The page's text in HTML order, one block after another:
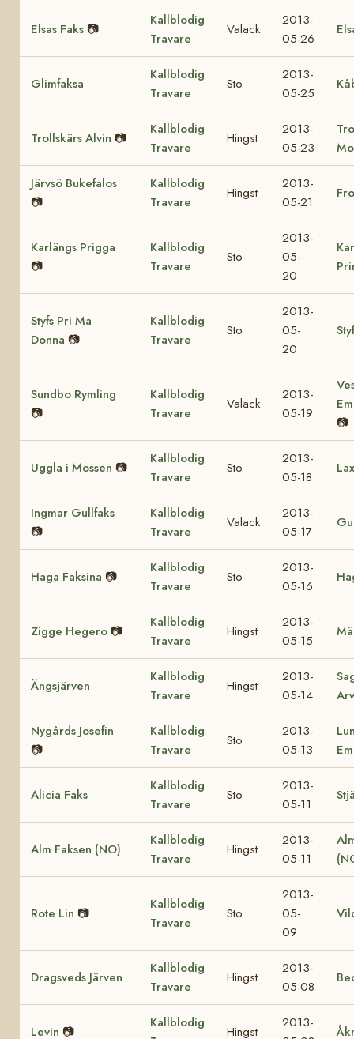
Elsas Faks 📷
Kallblodig
Travare
Valack
2013-
05-26
Glimfaksa
Kallblodig
Travare
Sto
2013-
05-25
Trollskärs Alvin 📷
Kallblodig
Travare
Hingst
2013-
05-23
Järvsö Bukefalos
📷
Kallblodig
Travare
Hingst
2013-
05-21
Karlängs Prigga
📷
Kallblodig
Travare
Sto
2013-
05-
20
Styfs Pri Ma
Donna 📷
Kallblodig
Travare
Sto
2013-
05-
20
Sundbo Rymling
📷
Kallblodig
Travare
Valack
2013-
05-19
📷
Uggla i Mossen 📷
Kallblodig
Travare
Sto
2013-
05-18
Ingmar Gullfaks
📷
Kallblodig
Travare
Valack
2013-
05-17
Haga Faksina 📷
Kallblodig
Travare
Sto
2013-
05-16
Zigge Hegero 📷
Kallblodig
Travare
Hingst
2013-
05-15
Ängsjärven
Kallblodig
Travare
Hingst
2013-
05-14
Nygårds Josefin
📷
Kallblodig
Travare
Sto
2013-
05-13
Alicia Faks
Kallblodig
Travare
Sto
2013-
05-11
Alm Faksen (NO)
Kallblodig
Travare
Hingst
2013-
05-11
Rote Lin 📷
Kallblodig
Travare
Sto
2013-
05-
09
Dragsveds Järven
Kallblodig
Travare
Hingst
2013-
05-08
Levin 📷
Kallblodig
Hingst
2013-